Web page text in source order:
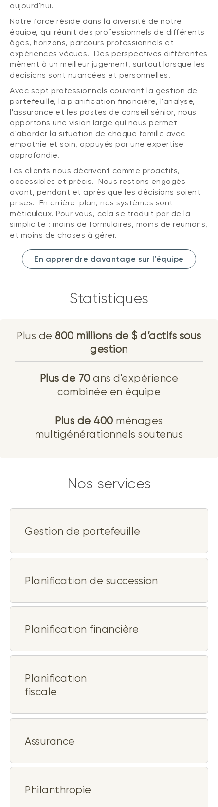
aujourd'hui.
Notre force réside dans la diversité de notre
équipe, qui réunit des professionnels de différents
âges, horizons, parcours professionnels et
expériences vécues. Des perspectives différentes
mènent à un meilleur jugement, surtout lorsque les
décisions sont nuancées et personnelles.
Avec sept professionnels couvrant la gestion de
portefeuille, la planification financière, l'analyse,
l'assurance et les postes de conseil sénior, nous
apportons une vision large qui nous permet
d'aborder la situation de chaque famille avec
empathie et soin, appuyés par une expertise
approfondie.
Les clients nous décrivent comme proactifs,
accessibles et précis. Nous restons engagés
avant, pendant et après que les décisions soient
prises. En arrière-plan, nos systèmes sont
méticuleux. Pour vous, cela se traduit par de la
simplicité : moins de formulaires, moins de réunions,
et moins de choses à gérer.
En apprendre davantage sur l’équipe
Statistiques
Plus de800 millions de $ d’actifs sous
gestion
Plus de 70 ans d'expérience
combinée en équipe
Plus de 400 ménages
multigénérationnels soutenus
Nos services
Gestion de portefeuille
Planification de succession
Planification financière
Planification
fiscale
Assurance
Philanthropie